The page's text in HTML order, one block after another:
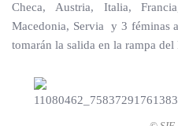
Checa, Austria, Italia,
Macedonia, Servia y 3 féminas
tomarán la salida en la rampa del